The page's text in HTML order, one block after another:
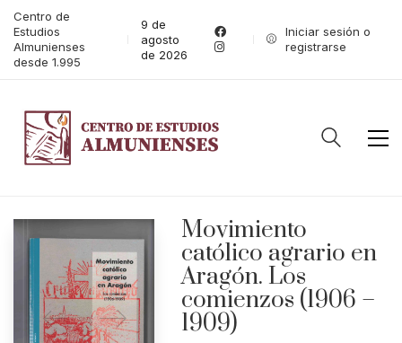
Centro de
Estudios
Almunienses
desde 1.995
9 de
agosto
de 2026
Iniciar sesión o
registrarse
Movimiento
católico agrario en
Aragón. Los
comienzos (1906 –
1909)